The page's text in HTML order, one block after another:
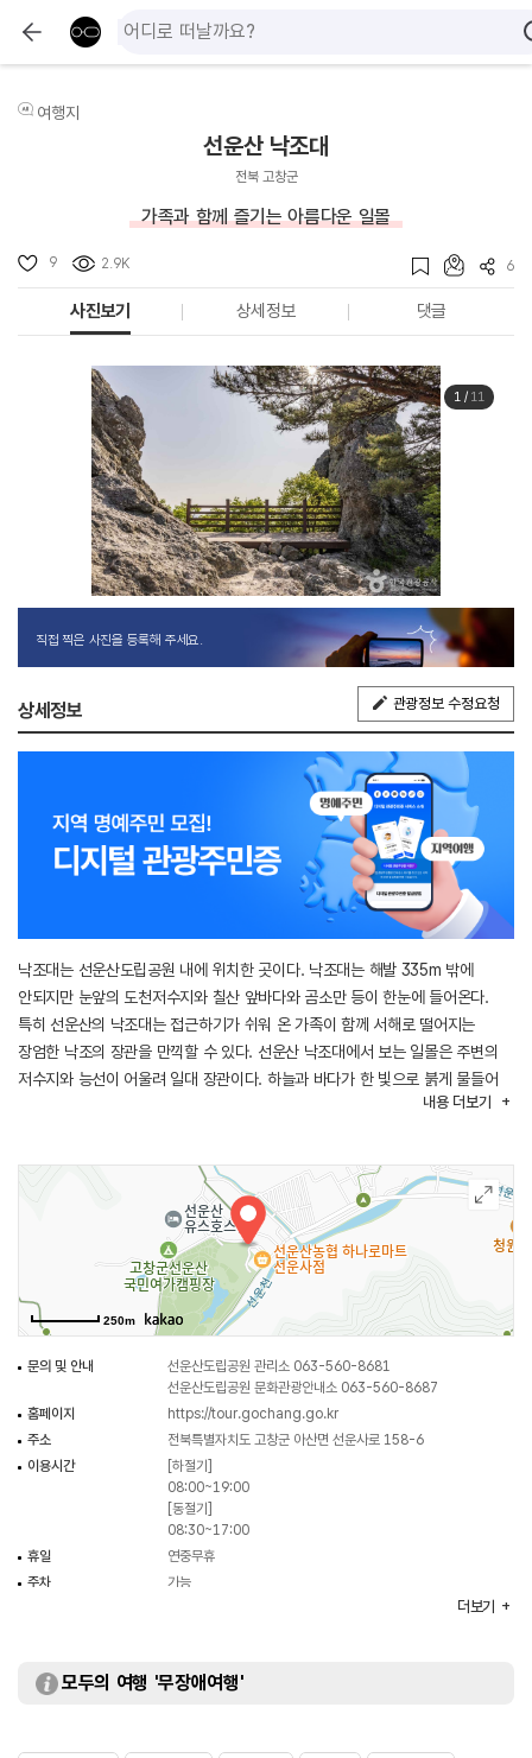
여행지
선운산 낙조대
전북 고창군
가족과 함께 즐기는 아름다운 일몰
9 2.9K 6
사진보기 상세정보 댓글
1/ 11
직접 찍은 사진을 등록해 주세요.
상세정보 관광정보 수정요청
낙조대는 선운산도립공원 내에 위치한 곳이다. 낙조대는 해발 335m 밖에
안되지만 눈앞의 도천저수지와 칠산 앞바다와 곰소만 등이 한눈에 들어온다.
특히 선운산의 낙조대는 접근하기가 쉬워 온 가족이 함께 서해로 떨어지는
장엄한 낙조의 장관을 만끽할 수 있다. 선운산 낙조대에서 보는 일몰은 주변의
저수지와 능선이 어울려 일대 장관이다. 하늘과 바다가 한 빛으로 붉게 물들어
내용 더보기
250m
문의 및 안내
선운산도립공원 관리소 063-560-8681
선운산도립공원 문화관광안내소 063-560-8687
홈페이지
https://tour.gochang.go.kr
주소
전북특별자치도 고창군 아산면 선운사로 158-6
이용시간
[하절기]
08:00~19:00
[동절기]
08:30~17:00
휴일
연중무휴
주차
가능
더보기
모두의 여행 '무장애여행'